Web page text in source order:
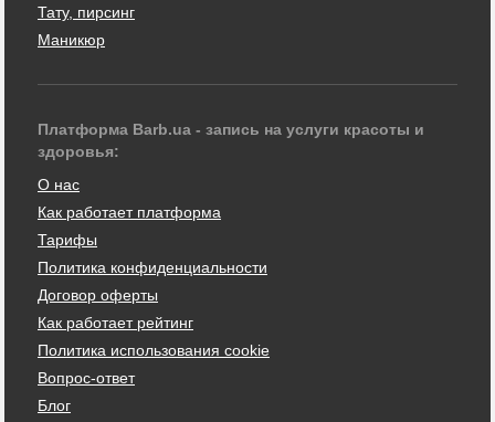
Тату, пирсинг
Маникюр
Платформа Barb.ua - запись на услуги красоты и
здоровья:
О нас
Как работает платформа
Тарифы
Политика конфиденциальности
Договор оферты
Как работает рейтинг
Политика использования cookie
Вопрос-ответ
Блог